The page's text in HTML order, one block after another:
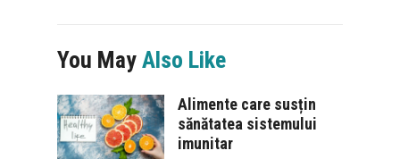
You May Also Like
Alimente care susțin
sănătatea sistemului
imunitar